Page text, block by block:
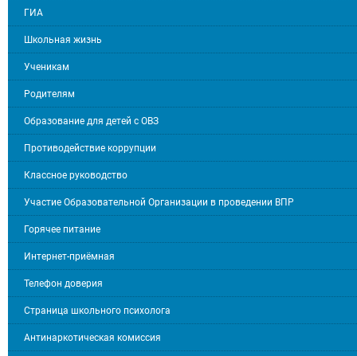
ГИА
Школьная жизнь
Ученикам
Родителям
Образование для детей с ОВЗ
Противодействие коррупции
Классное руководство
Участие Образовательной Организации в проведении ВПР
Горячее питание
Интернет-приёмная
Телефон доверия
Страница школьного психолога
Антинаркотическая комиссия